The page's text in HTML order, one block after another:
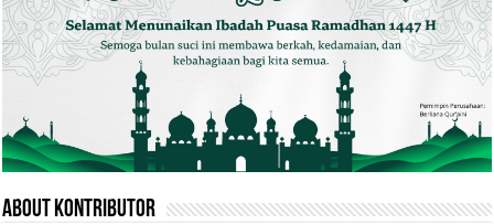
About Kontributor